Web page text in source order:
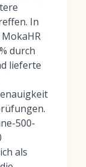
In
durch
lieferte
500-
als